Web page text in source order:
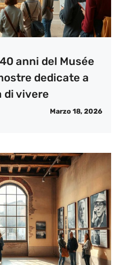
anni del Musée
dedicate a
di vivere
Marzo 18, 2026